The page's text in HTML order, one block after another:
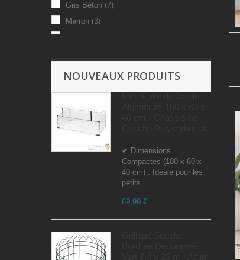
Gris Béton (7)
Marron (3)
Marron Foncé (1)
NOUVEAUX PRODUITS
✔ Dimensions
Compactes (100 x 60 x
40 cm) : Idéale pour les
petits...
69,99 €